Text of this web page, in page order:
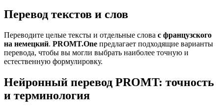
Перевод текстов и слов
Переводите целые тексты и отдельные слова с французского
на немецкий. PROMT.One предлагает подходящие варианты
перевода, чтобы вы могли выбрать наиболее точную и
естественную формулировку.
Нейронный перевод PROMT: точность
и терминология